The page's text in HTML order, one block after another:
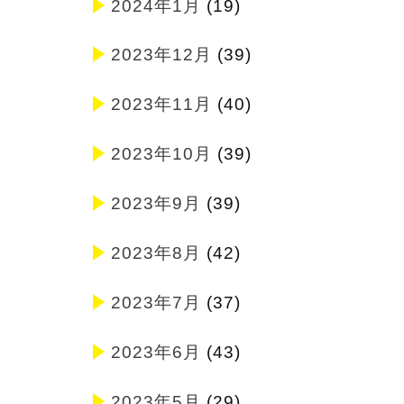
2024年1月 (19)
2023年12月 (39)
2023年11月 (40)
2023年10月 (39)
2023年9月 (39)
2023年8月 (42)
2023年7月 (37)
2023年6月 (43)